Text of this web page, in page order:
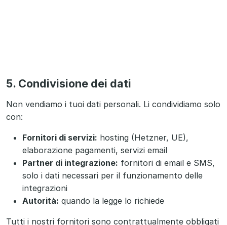
5. Condivisione dei dati
Non vendiamo i tuoi dati personali. Li condividiamo solo
con:
Fornitori di servizi: hosting (Hetzner, UE),
elaborazione pagamenti, servizi email
Partner di integrazione: fornitori di email e SMS,
solo i dati necessari per il funzionamento delle
integrazioni
Autorità: quando la legge lo richiede
Tutti i nostri fornitori sono contrattualmente obbligati